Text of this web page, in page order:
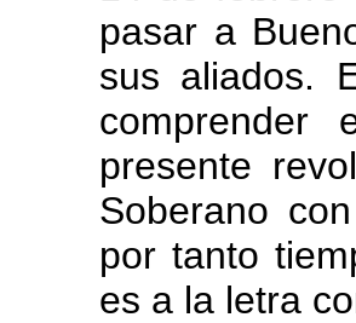
pasar a
sus aliados.
presente
Soberano
por tanto
es a la letra